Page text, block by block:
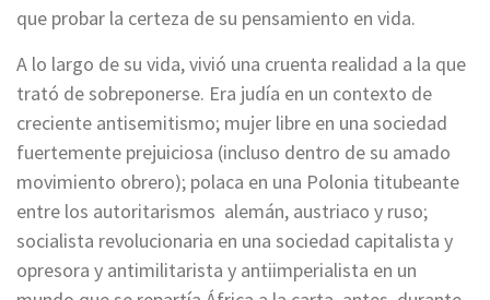
que probar la certeza de su pensamiento en vida.
A lo largo de su vida, vivió una cruenta realidad a la que
trató de sobreponerse. Era judía en un contexto de
creciente antisemitismo; mujer libre en una sociedad
fuertemente prejuiciosa (incluso dentro de su amado
movimiento obrero); polaca en una Polonia titubeante
entre los autoritarismos alemán, austriaco y ruso;
socialista revolucionaria en una sociedad capitalista y
opresora y antimilitarista y antiimperialista en un